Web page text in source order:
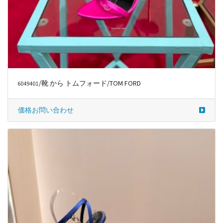
6049401/靴 から トムフォード/TOM FORD
価格お問い合わせ